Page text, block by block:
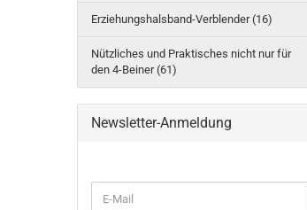
Erziehungshalsband-Verblender (16)
Nützliches und Praktisches nicht nur für
den 4-Beiner (61)
Newsletter-Anmeldung
ZUR
E-